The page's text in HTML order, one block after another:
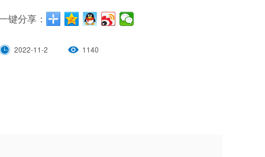
键分享：
2022-11-2 1140